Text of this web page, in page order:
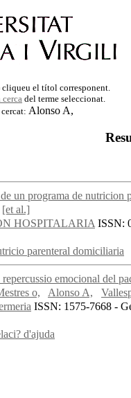
cliqueu el títol corresponent.
cerca del terme seleccionat.
Alonso A,
un programa de nutricion
[et al.]
HOSPITALARIAISSN:
parenteral domiciliaria
emocional del
o, Alonso A,
ISSN: 1575-7668 -
d'ajuda